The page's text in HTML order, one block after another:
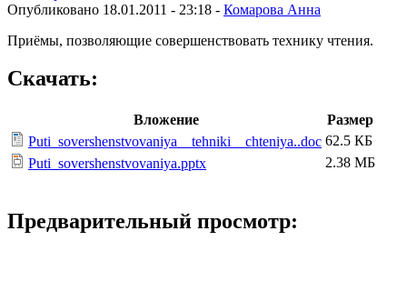
Опубликовано 18.01.2011 - 23:18 - Комарова Анна
Приёмы, позволяющие совершенствовать технику чтения.
Скачать:
Вложение
Размер
Puti_sovershenstvovaniya__tehniki__chteniya..doc 62.5 КБ
Puti_sovershenstvovaniya.pptx
2.38 МБ
Предварительный просмотр: